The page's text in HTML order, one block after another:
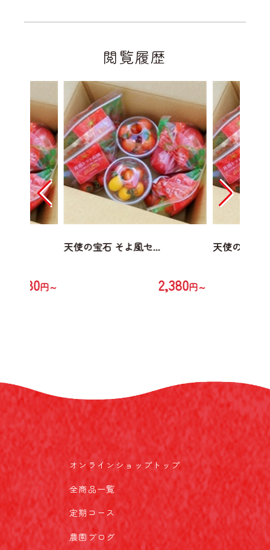
閲覧履歴
2,380円～
天使の宝石 そよ風セ...
2,380円～
天使の宝石
オンラインショップトップ
全商品一覧
定期コース
農園ブログ